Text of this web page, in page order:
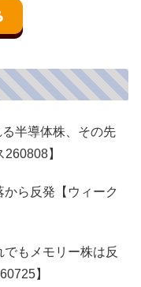
半導体株、その先
】
ら反発【ウィーク
もメモリー株は反
】